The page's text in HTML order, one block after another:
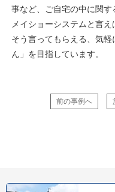
事など、ご自宅の中に関す
メイショーシステムと言え
そう言ってもらえる、気
ん」を目指しています。
前の事例へ